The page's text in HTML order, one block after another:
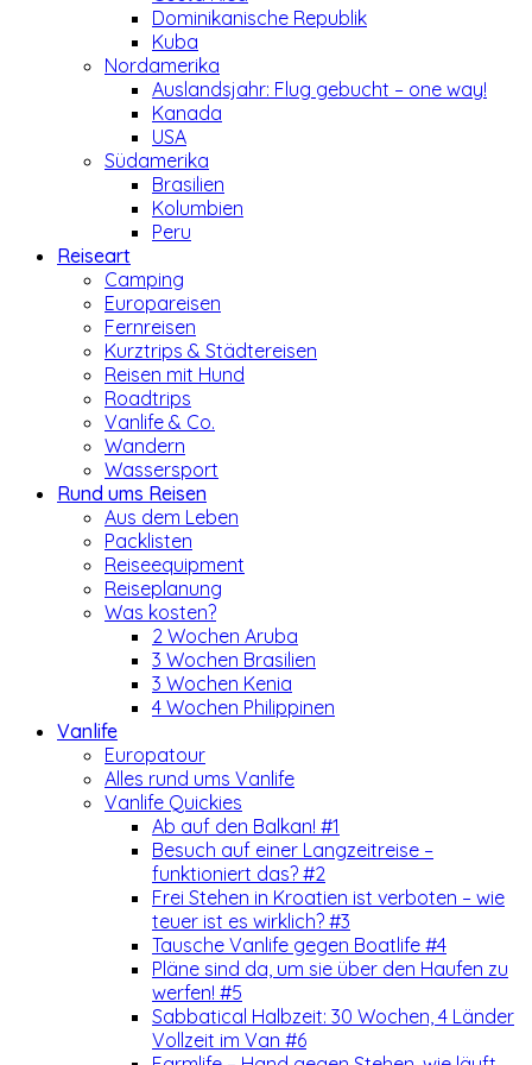
Dominikanische Republik
Kuba
Nordamerika
Auslandsjahr: Flug gebucht – one way!
Kanada
USA
Südamerika
Brasilien
Kolumbien
Peru
Reiseart
Camping
Europareisen
Fernreisen
Kurztrips & Städtereisen
Reisen mit Hund
Roadtrips
Vanlife & Co.
Wandern
Wassersport
Rund ums Reisen
Aus dem Leben
Packlisten
Reiseequipment
Reiseplanung
Was kosten?
2 Wochen Aruba
3 Wochen Brasilien
3 Wochen Kenia
4 Wochen Philippinen
Vanlife
Europatour
Alles rund ums Vanlife
Vanlife Quickies
Ab auf den Balkan! #1
Besuch auf einer Langzeitreise –
funktioniert das? #2
Frei Stehen in Kroatien ist verboten – wie
teuer ist es wirklich? #3
Tausche Vanlife gegen Boatlife #4
Pläne sind da, um sie über den Haufen zu
werfen! #5
Sabbatical Halbzeit: 30 Wochen, 4 Länder
Vollzeit im Van #6